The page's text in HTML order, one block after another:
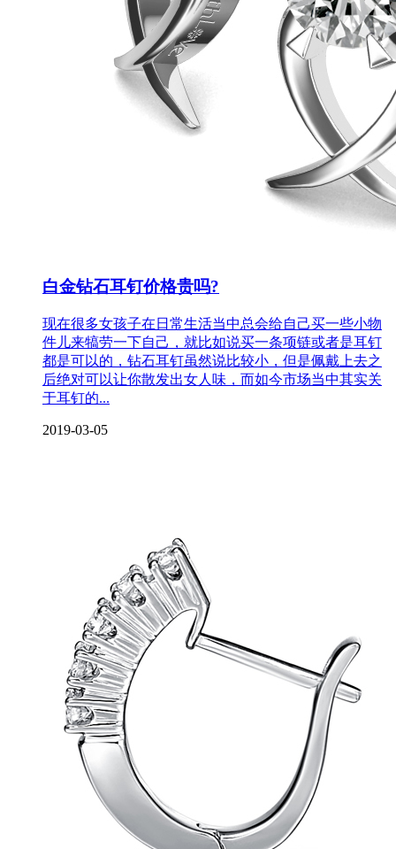
白金钻石耳钉价格贵吗?
现在很多女孩子在日常生活当中总会给自己买一些小物
件儿来犒劳一下自己，就比如说买一条项链或者是耳钉
都是可以的，钻石耳钉虽然说比较小，但是佩戴上去之
后绝对可以让你散发出女人味，而如今市场当中其实关
于耳钉的...
2019-03-05